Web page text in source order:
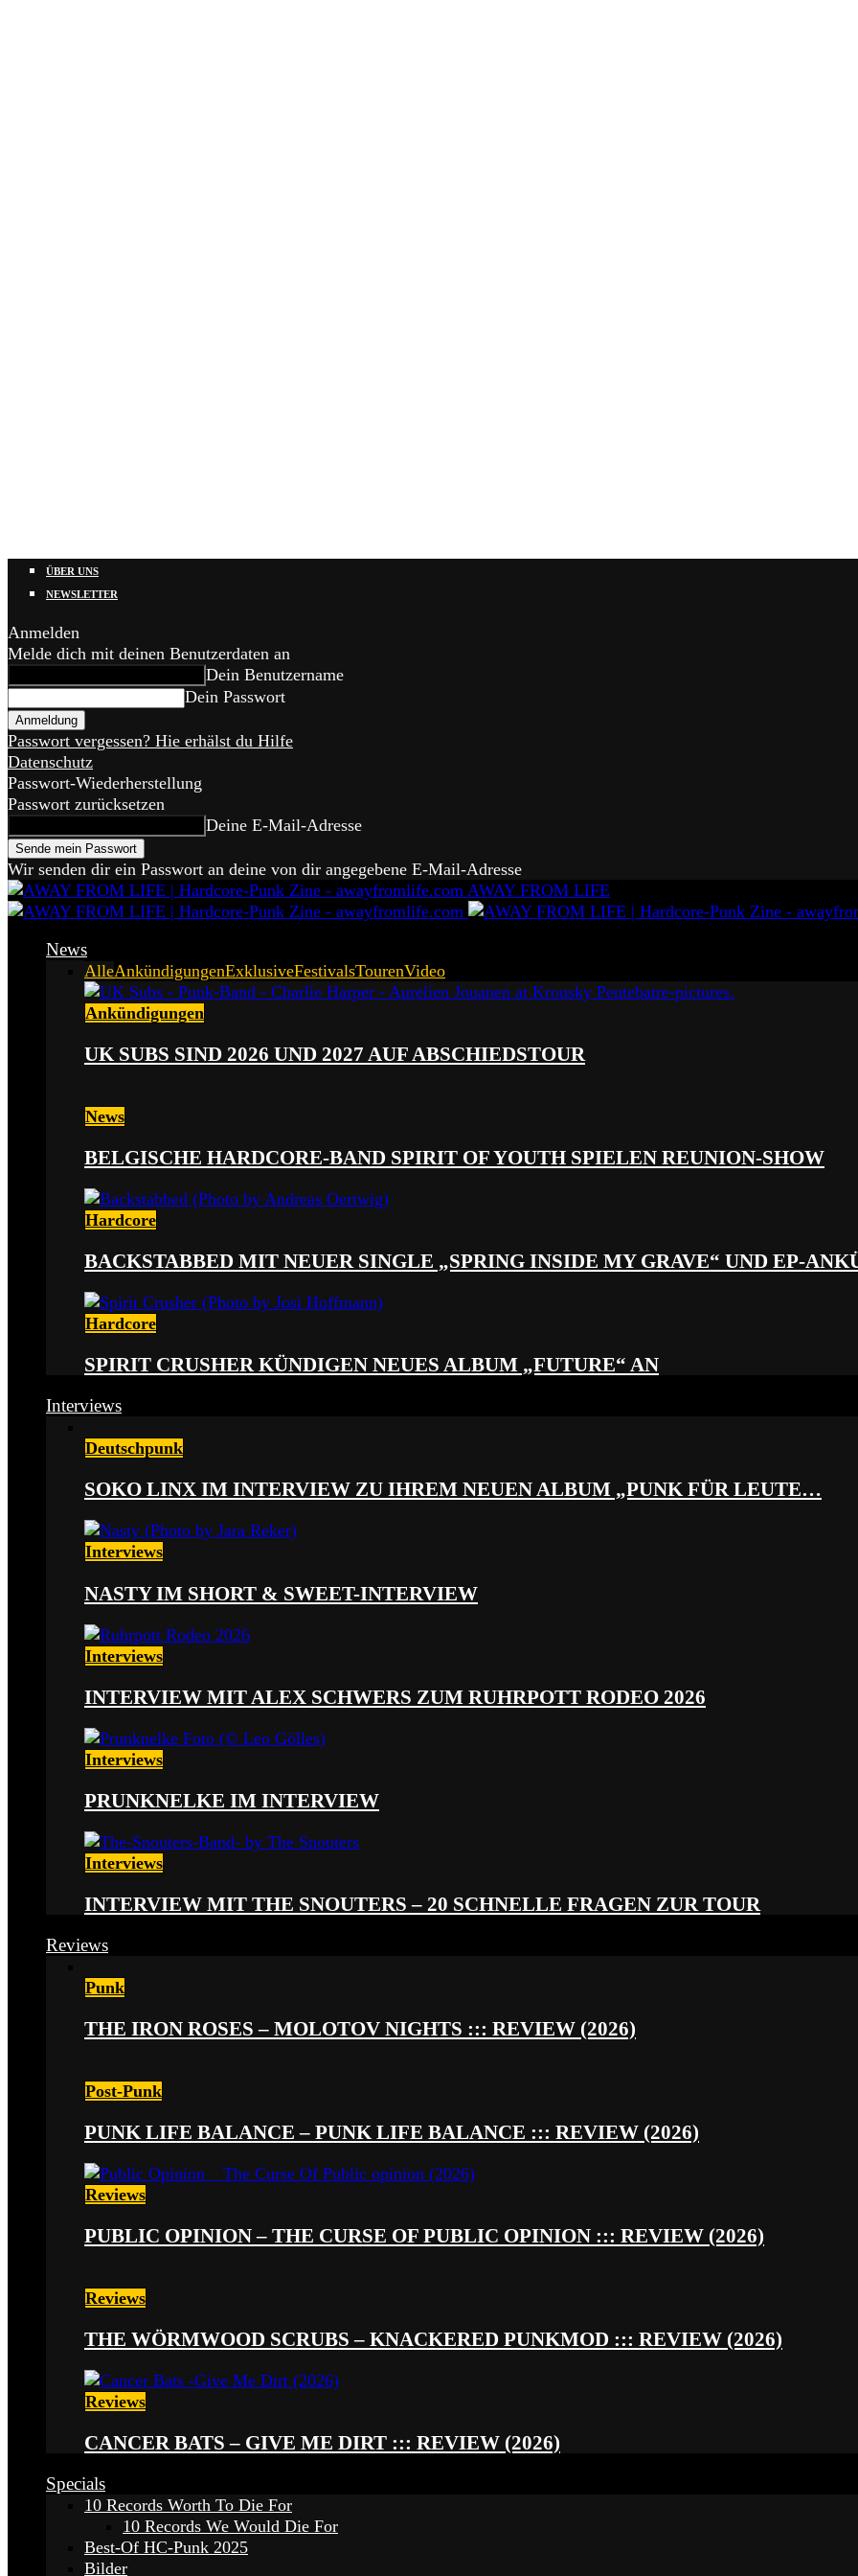
ÜBER UNS
NEWSLETTER
Anmelden
Melde dich mit deinen Benutzerdaten an
Dein Benutzername
Dein Passwort
Passwort vergessen? Hie erhälst du Hilfe
Datenschutz
Passwort-Wiederherstellung
Passwort zurücksetzen
Deine E-Mail-Adresse
Wir senden dir ein Passwort an deine von dir angegebene E-Mail-Adresse
AWAY FROM LIFE
News
AlleAnkündigungenExklusiveFestivalsTourenVideo
Ankündigungen
UK SUBS SIND 2026 UND 2027 AUF ABSCHIEDSTOUR
News
BELGISCHE HARDCORE-BAND SPIRIT OF YOUTH SPIELEN REUNION-SHOW
Hardcore
BACKSTABBED MIT NEUER SINGLE „SPRING INSIDE MY GRAVE“ UND EP-
Hardcore
SPIRIT CRUSHER KÜNDIGEN NEUES ALBUM „FUTURE“ AN
Interviews
Deutschpunk
SOKO LINX IM INTERVIEW ZU IHREM NEUEN ALBUM „PUNK FÜR LEUTE…
Interviews
NASTY IM SHORT & SWEET-INTERVIEW
Interviews
INTERVIEW MIT ALEX SCHWERS ZUM RUHRPOTT RODEO 2026
Interviews
PRUNKNELKE IM INTERVIEW
Interviews
INTERVIEW MIT THE SNOUTERS – 20 SCHNELLE FRAGEN ZUR TOUR
Reviews
Punk
THE IRON ROSES – MOLOTOV NIGHTS ::: REVIEW (2026)
Post-Punk
PUNK LIFE BALANCE – PUNK LIFE BALANCE ::: REVIEW (2026)
Reviews
PUBLIC OPINION – THE CURSE OF PUBLIC OPINION ::: REVIEW (2026)
Reviews
THE WÖRMWOOD SCRUBS – KNACKERED PUNKMOD ::: REVIEW (2026)
Reviews
CANCER BATS – GIVE ME DIRT ::: REVIEW (2026)
Specials
10 Records Worth To Die For
10 Records We Would Die For
Best-Of HC-Punk 2025
Bilder